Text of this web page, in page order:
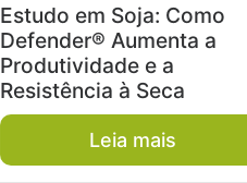
Estudo em Soja: Como
Defender® Aumenta a
Produtividade e a
Resistência à Seca
Leia mais